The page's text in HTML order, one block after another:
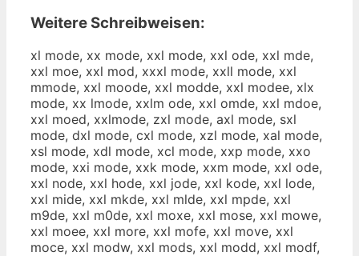
Weitere Schreibweisen:
xl mode, xx mode, xxl mode, xxl ode, xxl mde,
xxl moe, xxl mod, xxxl mode, xxll mode, xxl
mmode, xxl moode, xxl modde, xxl modee, xlx
mode, xx lmode, xxlm ode, xxl omde, xxl mdoe,
xxl moed, xxlmode, zxl mode, axl mode, sxl
mode, dxl mode, cxl mode, xzl mode, xal mode,
xsl mode, xdl mode, xcl mode, xxp mode, xxo
mode, xxi mode, xxk mode, xxm mode, xxl ode,
xxl node, xxl hode, xxl jode, xxl kode, xxl lode,
xxl mide, xxl mkde, xxl mlde, xxl mpde, xxl
m9de, xxl m0de, xxl moxe, xxl mose, xxl mowe,
xxl moee, xxl more, xxl mofe, xxl move, xxl
moce, xxl modw, xxl mods, xxl modd, xxl modf,